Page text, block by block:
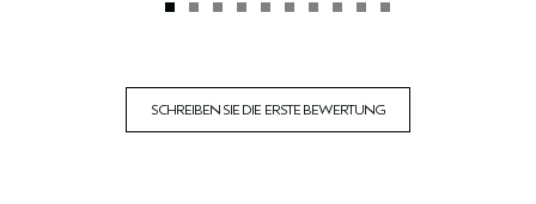
SCHREIBEN SIE DIE ERSTE BEWERTUNG